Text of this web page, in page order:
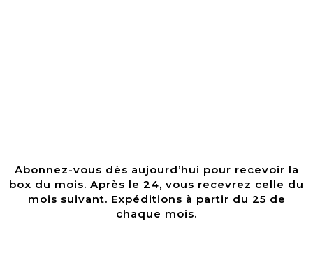
Abonnez-vous dès aujourd’hui pour recevoir la
box du mois. Après le 24, vous recevrez celle du
mois suivant. Expéditions à partir du 25 de
chaque mois.